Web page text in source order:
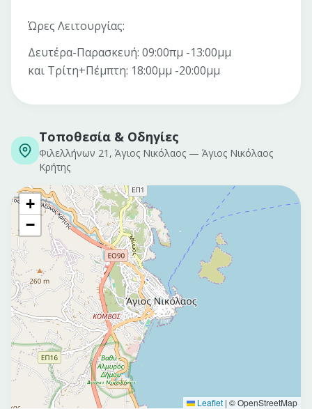
Ώρες Λειτουργίας:
Δευτέρα-Παρασκευή: 09:00πμ -13:00μμ
και Τρίτη+Πέμπτη: 18:00μμ -20:00μμ
Τοποθεσία & Οδηγίες
Φιλελλήνων 21, Άγιος Νικόλαος — Άγιος Νικόλαος
Κρήτης
+
−
Leaflet | © OpenStreetMap